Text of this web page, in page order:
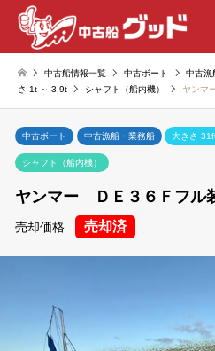
中古船情報一覧 中古ボート 中古漁
さ 1t ～ 3.9t
シャフト（船内機） ヤンマ
中古ボート 中古漁船・業務船 大きさ
シャフト（船内機）
ヤンマー ＤＥ３６Ｆフル
売却価格 売却済